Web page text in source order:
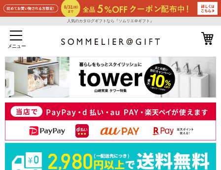
人気のカタログギフトなら『ソムリエ＠ギフト』
メニュー